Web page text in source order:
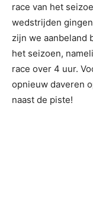
race van het
wedstrijden
zijn we aanbeland
het seizoen,
race over 4 uur.
opnieuw daveren
naast de piste!